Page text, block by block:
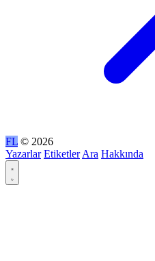
FL © 2026
Yazarlar Etiketler Ara Hakkında